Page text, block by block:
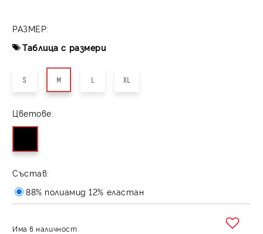
РАЗМЕР:
Таблица с размери
S M L XL
Цветове:
Състав:
88% полиамид 12% еластан
Има в наличност